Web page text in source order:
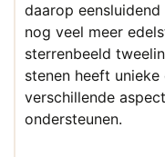
daarop
nog veel meer
sterrenbeeld
stenen heeft
verschillende
ondersteunen.